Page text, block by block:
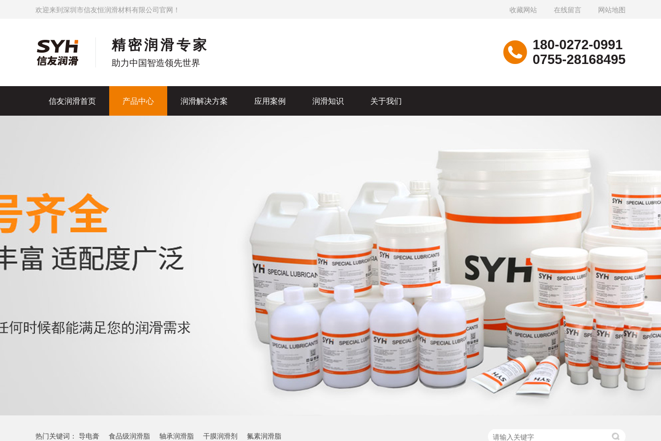
收藏网站 在线留言 网站地图
欢迎来到深圳市信友恒润滑材料有限公司官网！
精密润滑专家
助力中国智造领先世界
180-0272-0991
0755-28168495
信友润滑首页 产品中心 润滑解决方案 应用案例 润滑知识 关于我们
热门关键词： 导电膏 食品级润滑脂 轴承润滑脂 干膜润滑剂 氟素润滑脂